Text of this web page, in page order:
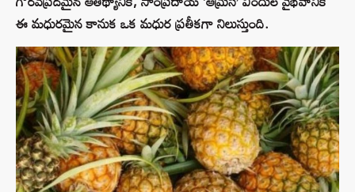
ఈ మధురమైన కానుక ఒక మధుర ప్రతీకగా నిలుస్తుంది.